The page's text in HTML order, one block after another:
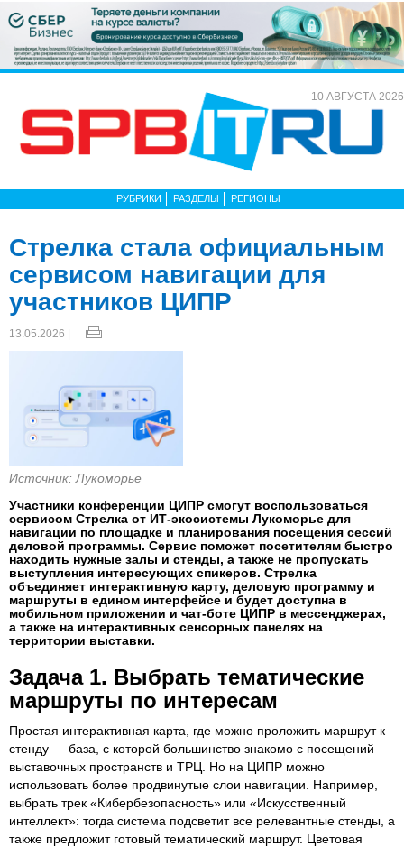
10 АВГУСТА 2026
РУБРИКИ РАЗДЕЛЫ РЕГИОНЫ
Стрелка стала официальным
сервисом навигации для
участников ЦИПР
13.05.2026 |
Источник: Лукоморье
Участники конференции ЦИПР смогут воспользоваться
сервисом Стрелка от ИТ-экосистемы Лукоморье для
навигации по площадке и планирования посещения сессий
деловой программы. Сервис поможет посетителям быстро
находить нужные залы и стенды, а также не пропускать
выступления интересующих спикеров. Стрелка
объединяет интерактивную карту, деловую программу и
маршруты в едином интерфейсе и будет доступна в
мобильном приложении и чат-боте ЦИПР в мессенджерах,
а также на интерактивных сенсорных панелях на
территории выставки.
Задача 1. Выбрать тематические
маршруты по интересам
Простая интерактивная карта, где можно проложить маршрут к
стенду — база, с которой большинство знакомо с посещений
выставочных пространств и ТРЦ. Но на ЦИПР можно
использовать более продвинутые слои навигации. Например,
выбрать трек «Кибербезопасность» или «Искусственный
интеллект»: тогда система подсветит все релевантные стенды, а
также предложит готовый тематический маршрут. Цветовая